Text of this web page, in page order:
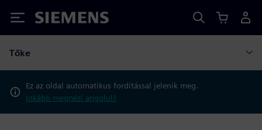
Siemens
Tőke
Ez az oldal automatikus fordítással jelenik meg.
Inkább megnézi angolul?